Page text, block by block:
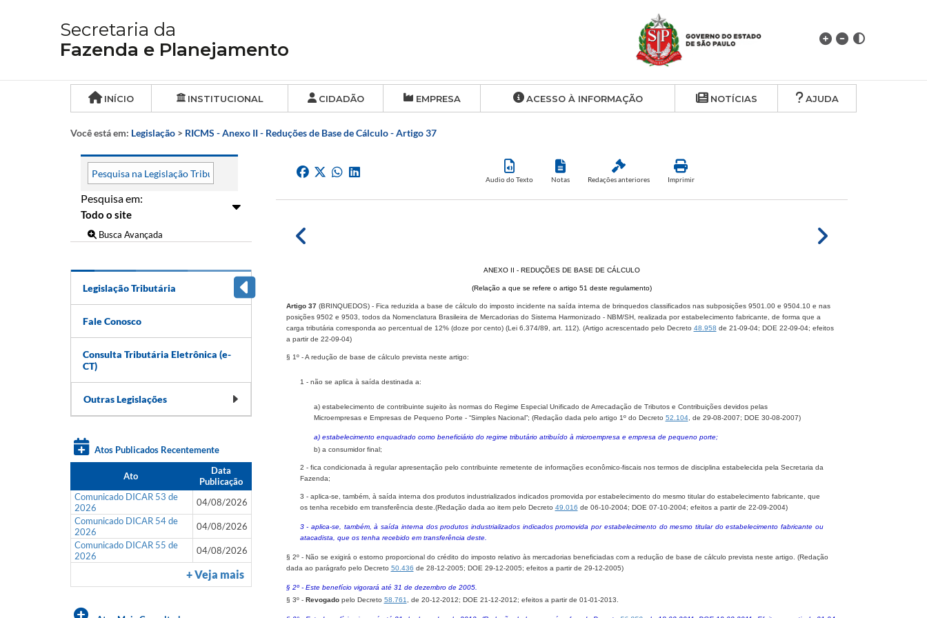
Secretaria da
Fazenda e Planejamento
INÍCIO INSTITUCIONAL CIDADÃO EMPRESA ACESSO À INFORMAÇÃO NOTÍCIAS AJUDA
Você está em: Legislação > RICMS - Anexo II - Reduções de Base de Cálculo - Artigo 37
Pesquisa em:
Busca Avançada
Legislação Tributária
Fale Conosco
Consulta Tributária Eletrônica (e-
CT)
Outras Legislações
Atos Publicados Recentemente
Ato
Data
Publicação
Comunicado DICAR 53 de
2026
04/08/2026
Comunicado DICAR 54 de
2026
04/08/2026
Comunicado DICAR 55 de
2026
04/08/2026
+ Veja mais
Audio do Texto Notas Redações anteriores Imprimir
ANEXO II - REDUÇÕES DE BASE DE CÁLCULO
(Relação a que se refere o artigo 51 deste regulamento)
Artigo 37 (BRINQUEDOS) - Fica reduzida a base de cálculo do imposto incidente na saída interna de brinquedos classificados nas subposições 9501.00 e 9504.10 e nas
posições 9502 e 9503, todos da Nomenclatura Brasileira de Mercadorias do Sistema Harmonizado - NBM/SH, realizada por estabelecimento fabricante, de forma que a
carga tributária corresponda ao percentual de 12% (doze por cento) (Lei 6.374/89, art. 112). (Artigo acrescentado pelo Decreto 48.958 de 21-09-04; DOE 22-09-04; efeitos
a partir de 22-09-04)
§ 1º - A redução de base de cálculo prevista neste artigo:
1 - não se aplica à saída destinada a:
a) estabelecimento de contribuinte sujeito às normas do Regime Especial Unificado de Arrecadação de Tributos e Contribuições devidos pelas
Microempresas e Empresas de Pequeno Porte - “Simples Nacional”; (Redação dada pelo artigo 1º do Decreto 52.104, de 29-08-2007; DOE 30-08-2007)
a) estabelecimento enquadrado como beneficiário do regime tributário atribuído à microempresa e empresa de pequeno porte;
b) a consumidor final;
2 - fica condicionada à regular apresentação pelo contribuinte remetente de informações econômico-fiscais nos termos de disciplina estabelecida pela Secretaria da
Fazenda;
3 - aplica-se, também, à saída interna dos produtos industrializados indicados promovida por estabelecimento do mesmo titular do estabelecimento fabricante, que
os tenha recebido em transferência deste.(Redação dada ao item pelo Decreto 49.016 de 06-10-2004; DOE 07-10-2004; efeitos a partir de 22-09-2004)
3 - aplica-se, também, à saída interna dos produtos industrializados indicados promovida por estabelecimento do mesmo titular do estabelecimento fabricante ou
atacadista, que os tenha recebido em transferência deste.
§ 2º - Não se exigirá o estorno proporcional do crédito do imposto relativo às mercadorias beneficiadas com a redução de base de cálculo prevista neste artigo. (Redação
dada ao parágrafo pelo Decreto 50.436 de 28-12-2005; DOE 29-12-2005; efeitos a partir de 29-12-2005)
§ 2º - Este benefício vigorará até 31 de dezembro de 2005.
§ 3º - Revogadopelo Decreto 58.761 , de 20-12-2012; DOE 21-12-2012; efeitos a partir de 01-01-2013.